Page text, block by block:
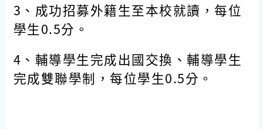
3、成功招募外籍生至本校就讀，每位
學生0.5分。
4、輔導學生完成出國交換、輔導學生
完成雙聯學制，每位學生0.5分。